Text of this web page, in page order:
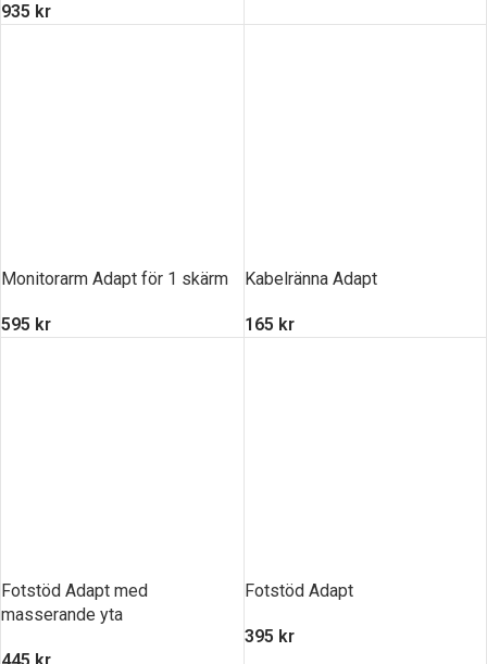
935 kr
Monitorarm Adapt för 1 skärm
595 kr
Kabelränna Adapt
165 kr
Fotstöd Adapt med
masserande yta
Fotstöd Adapt
395 kr